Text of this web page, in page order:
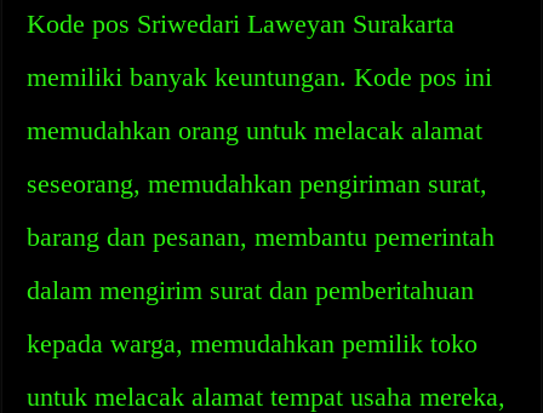
Kode pos Sriwedari Laweyan Surakarta
memiliki banyak keuntungan. Kode pos ini
memudahkan orang untuk melacak alamat
seseorang, memudahkan pengiriman surat,
barang dan pesanan, membantu pemerintah
dalam mengirim surat dan pemberitahuan
kepada warga, memudahkan pemilik toko
untuk melacak alamat tempat usaha mereka,